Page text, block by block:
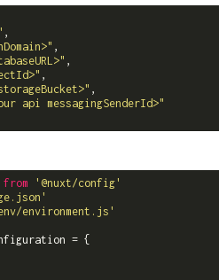
,
,
,
,
,
api messagingSenderId>"
from
'@nuxt/config'
environment.js'
= {